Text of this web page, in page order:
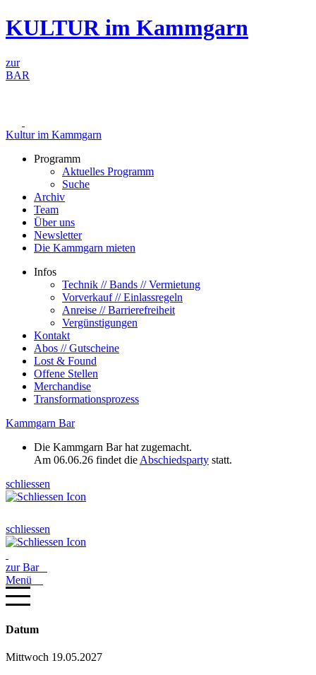
Zum
Inhalt
KULTUR im Kammgarn
zur
BAR
Kultur im Kammgarn
Programm
Aktuelles Programm
Suche
Archiv
Team
Über uns
Newsletter
Die Kammgarn mieten
Infos
Technik // Bands // Vermietung
Vorverkauf // Einlassregeln
Anreise // Barrierefreiheit
Vergünstigungen
Kontakt
Abos // Gutscheine
Lost & Found
Offene Stellen
Merchandise
Transformationsprozess
Kammgarn Bar
Die Kammgarn Bar hat zugemacht.
Am 06.06.26 findet die Abschiedsparty statt.
schliessen
schliessen
zur Bar
Menü
Datum
Mittwoch 19.05.2027